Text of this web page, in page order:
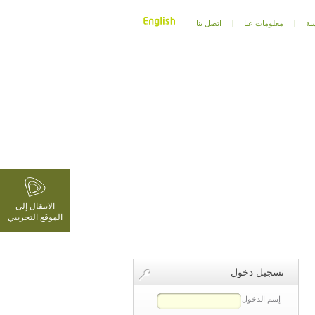
| معلومات عنا | اتصل بنا
الانتقال إلى
الموقع التجريبي
تسجيل دخول
إسم الدخول